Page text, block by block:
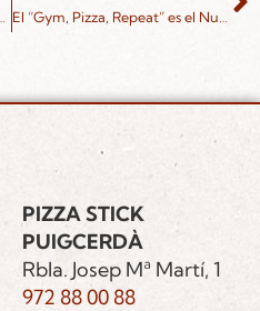
PIZZA STICK
PUIGCERDÀ
Rbla. Josep Mª Martí, 1
972 88 00 88